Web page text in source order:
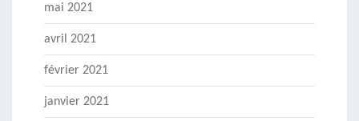
mai 2021
avril 2021
février 2021
janvier 2021